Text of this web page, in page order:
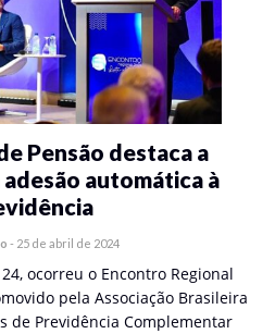
Pensão destaca a
automática à
- 25 de abril de 2024
ocorreu o Encontro Regional
pela Associação Brasileira
de Previdência Complementar